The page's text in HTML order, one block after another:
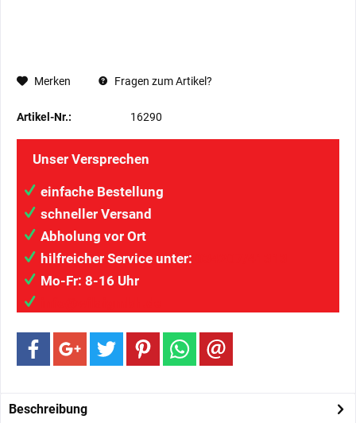
Merken Fragen zum Artikel?
Artikel-Nr.: 16290
Unser Versprechen
einfache Bestellung
schneller Versand
Abholung vor Ort
hilfreicher Service unter:
Mo-Fr: 8-16 Uhr
Beschreibung